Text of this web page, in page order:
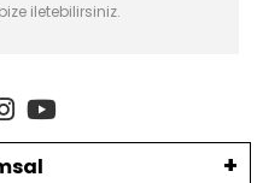
iletebilirsiniz.